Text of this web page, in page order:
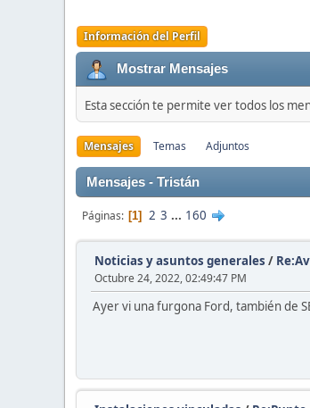
Información del Perfil
Mostrar Mensajes
Esta sección te permite ver todos los
Mensajes Temas Adjuntos
Mensajes - Tristán
Páginas 1 2 3 ... 160
Noticias y asuntos generales /
Octubre 24, 2022, 02:49:47 PM
Ayer vi una furgona Ford, también de